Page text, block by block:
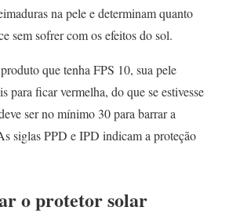
na pele e determinam quanto
sem sofrer com os efeitos do sol.
que tenha FPS 10, sua pele
para ficar vermelha, do que se estivesse
ser no mínimo 30 para barrar a
siglas PPD e IPD indicam a proteção
o protetor solar